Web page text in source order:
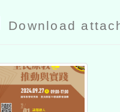
Download